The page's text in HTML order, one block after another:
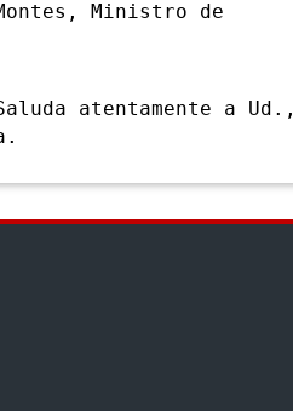
Ministro de
atentamente a Ud.,